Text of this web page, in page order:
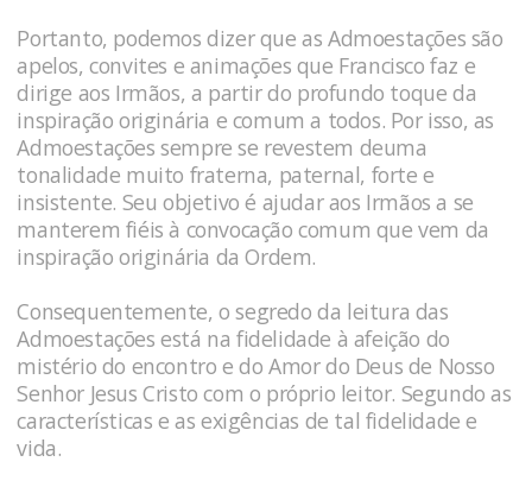
Portanto, podemos dizer que as Admoestações são
apelos, convites e animações que Francisco faz e
dirige aos Irmãos, a partir do profundo toque da
inspiração originária e comum a todos. Por isso, as
Admoestações sempre se revestem deuma
tonalidade muito fraterna, paternal, forte e
insistente. Seu objetivo é ajudar aos Irmãos a se
manterem fiéis à convocação comum que vem da
inspiração originária da Ordem.
Consequentemente, o segredo da leitura das
Admoestações está na fidelidade à afeição do
mistério do encontro e do Amor do Deus de Nosso
Senhor Jesus Cristo com o próprio leitor. Segundo as
características e as exigências de tal fidelidade e
vida.